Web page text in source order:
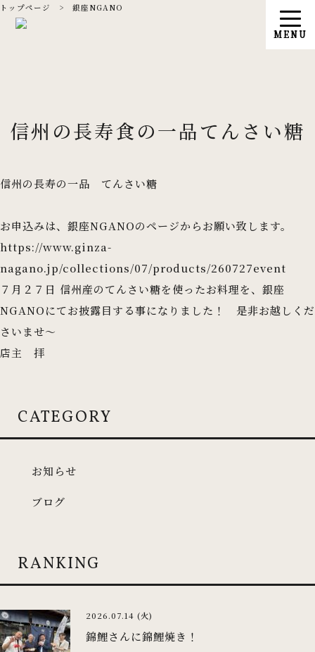
トップページ > 銀座NGANO
信州の長寿食の一品てんさい糖
信州の長寿の一品 てんさい糖
お申込みは、銀座NGANOのページからお願い致します。
https://www.ginza-
nagano.jp/collections/07/products/260727event
７月２７日 信州産のてんさい糖を使ったお料理を、銀座
NGANOにてお披露目する事になりました！ 是非お越しくだ
さいませ〜
店主 拝
CATEGORY
お知らせ
ブログ
RANKING
2026.07.14 (火)
錦鯉さんに錦鯉焼き！